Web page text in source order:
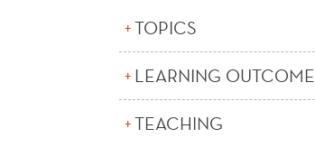
TOPICS
LEARNING OUTCOME
TEACHING